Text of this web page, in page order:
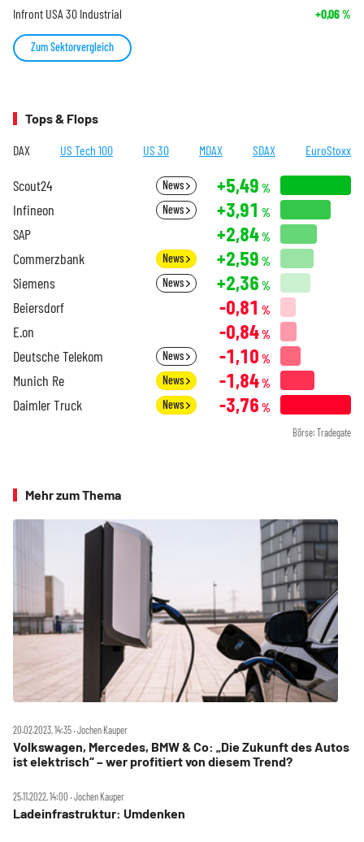
Infront USA 30 Industrial +0,06%
Zum Sektorvergleich
Tops & Flops
DAX US Tech 100 US 30 MDAX SDAX EuroStoxx
Scout24 News +5,49 %
Infineon News +3,91 %
SAP +2,84%
Commerzbank News +2,59 %
Siemens News +2,36 %
Beiersdorf -0,81 %
E.on -0,84%
Deutsche Telekom News -1,10 %
Munich Re News -1,84%
Daimler Truck News -3,76 %
Börse: Tradegate
Mehr zum Thema
20.02.2023, 14:35 ‧ Jochen Kauper
Volkswagen, Mercedes, BMW & Co: „Die Zukunft des Autos
ist elektrisch“ – wer profitiert von diesem Trend?
25.11.2022, 14:00 ‧ Jochen Kauper
Ladeinfrastruktur: Umdenken